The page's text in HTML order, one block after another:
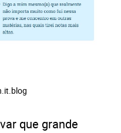
que grande